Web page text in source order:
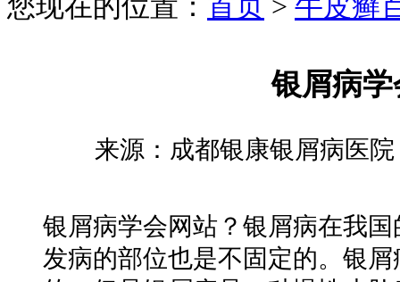
您现在的位置： 首页 > 牛皮癣
银屑病
来源：成都银康银屑病
银屑病学会网站？银屑病在我
发病的部位也是不固定的。银